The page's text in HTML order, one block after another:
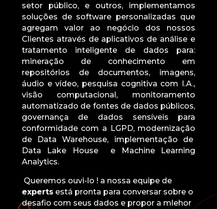
setor público, e outros, implementamos
soluções de software personalizadas que
agregam valor ao negócio dos nossos
Clientes através de aplicativos de análise e
tratamento inteligente de dados para:
mineração de conhecimento em
repositórios de documentos, imagens,
áudio e vídeo, pesquisa cognitiva com I.A.,
visão computacional, monitoramento
automatizado de fontes de dados públicos,
governança de dados sensíveis para
conformidade com a LGPD, modernização
de Data Warehouse, implementação de
Data Lake House e Machine Learning
Analytics.
Queremos ouvi-lo ! a nossa equipe de
expertsestá pronta para conversar sobre o
desafio com seus dados e propor a mlehor